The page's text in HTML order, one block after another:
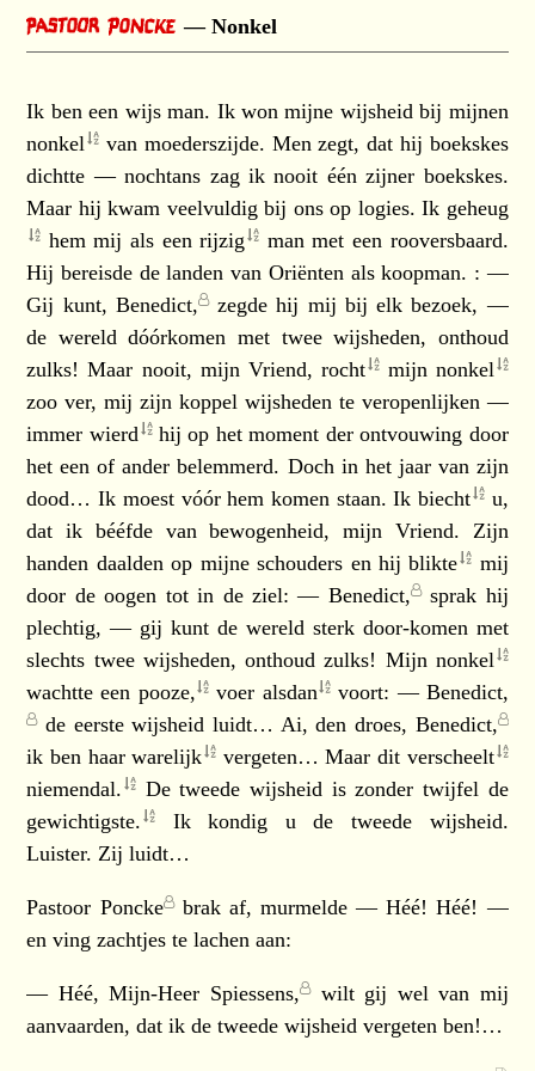
Nonkel
Ik ben een wijs man. Ik won mijne wijsheid bij mijnen
nonkel
van moederszijde. Men zegt, dat hij boekskes
dichtte — nochtans zag ik nooit één zijner boekskes.
Maar hij kwam veelvuldig bij ons op logies. Ik geheug
hem mij als eenrijzig
man met een rooversbaard.
Hij bereisde de landen van Oriënten als koopman. : —
Gij kunt, Benedict, zegde hij mij bij elk bezoek, —
de wereld dóórkomen met twee wijsheden, onthoud
zulks! Maar nooit, mijn Vriend, rocht mijn nonkel
zoo ver, mij zijn koppel wijsheden te veropenlijken —
immer wierd hij op het moment der ontvouwing door
het een of ander belemmerd. Doch in het jaar van zijn
dood… Ik moest vóór hem komen staan. Ikbiecht u,
dat ik bééfde van bewogenheid, mijn Vriend. Zijn
handen daalden op mijne schouders en hijblikte
mij
door de oogen tot in de ziel: — Benedict, sprak hij
plechtig, — gij kunt de wereld sterk door-komen met
slechts twee wijsheden, onthoud zulks! Mijn nonkel
wachtte een pooze, voer alsdan voort: — Benedict,
de eerste wijsheid luidt… Ai, den droes, Benedict,
ik ben haarwarelijk vergeten… Maar dit verscheelt
niemendal.
De tweede wijsheid is zonder twijfel de
gewichtigste.
Ik kondig u de tweede wijsheid.
Luister. Zij luidt…
Pastoor Poncke brak af, murmelde — Héé! Héé! —
en ving zachtjes te lachen aan:
— Héé,Mijn-Heer Spiessens, wilt gij wel van mij
aanvaarden, dat ik de tweede wijsheid vergeten ben!…